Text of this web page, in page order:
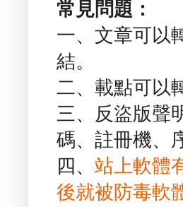
常見問題：
一、文章可以
結。
二、載點可以
三、反盜版聲
碼、註冊機、
四、 站上軟體
後就被防毒軟